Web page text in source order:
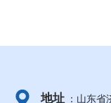
地址 ：山东